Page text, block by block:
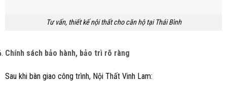
Tư vấn, thiết kế nội thất cho căn hộ tại Thái Bình
Chính sách bảo hành, bảo trì rõ ràng
Sau khi bàn giao công trình, Nội Thất Vinh Lam: